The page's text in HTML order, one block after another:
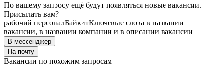
По вашему запросу ещё будут появляться новые вакансии.
Присылать вам?
рабочий персоналБайкитКлючевые слова в названии
вакансии, в названии компании и в описании вакансии
В мессенджер
На почту
Вакансии по похожим запросам